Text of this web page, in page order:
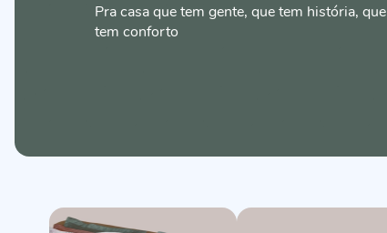
Pra casa que tem gente, que tem história, que
tem conforto